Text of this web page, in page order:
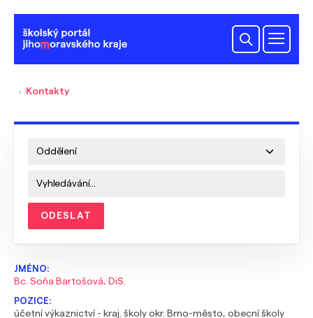
Kontakty
ODESLAT
Bc. Soňa Bartošová, DiS.
účetní výkaznictví - kraj. školy okr. Brno-město, obecní školy